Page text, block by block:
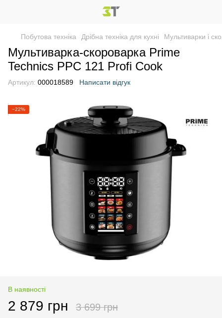
Побутова техніка Дрібна техніка для кухні Мультиварки і
Мультиварка-скороварка Prime
Technics PPC 121 Profi Cook
Артикул: 000018589 Написати відгук
−22%
В наявності
2 879 грн 3 699 грн